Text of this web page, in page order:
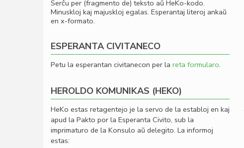
Serĉu per (fragmento de) teksto aŭ HeKo-kodo.
Minuskloj kaj majuskloj egalas. Esperantaj literoj ankaŭ
en x-formato.
ESPERANTA CIVITANECO
Petu la esperantan civitanecon per la reta formularo.
HEROLDO KOMUNIKAS (HEKO)
HeKo estas retagentejo je la servo de la establoj en kaj
apud la Pakto por la Esperanta Civito, sub la
imprimaturo de la Konsulo aŭ delegito. La informoj
estas: